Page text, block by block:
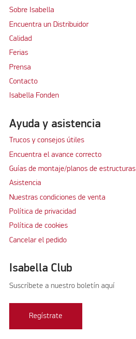
Sobre Isabella
Encuentra un Distribuidor
Calidad
Ferias
Prensa
Contacto
Isabella Fonden
Ayuda y asistencia
Trucos y consejos útiles
Encuentra el avance correcto
Guías de montaje/planos de estructuras
Asistencia
Nuestras condiciones de venta
Política de privacidad
Política de cookies
Cancelar el pedido
Isabella Club
Suscríbete a nuestro boletín aquí
Regístrate